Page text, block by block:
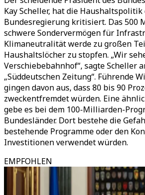
Kay Scheller, hat die Haushaltspolitik
Bundesregierung kritisiert. Das 500
schwere Sondervermögen für
Klimaneutralität werde zu großen
Haushaltslöcher zu stopfen. „Wir
Verschiebebahnhof“, sagte Scheller
„Süddeutschen Zeitung“. Führende
gingen davon aus, dass 80 bis 90
zweckentfremdet würden. Eine
gebe es bei dem 100-Milliarden-
Bundesländer. Dort bestehe die
bestehende Programme oder den
Investitionen verwendet würden.
EMPFOHLEN